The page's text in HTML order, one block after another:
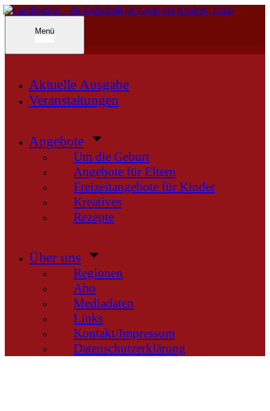
Inhalte
überspringen
Menü
Aktuelle Ausgabe
Veranstaltungen
Angebote
Um die Geburt
Angebote für Eltern
Freizeitangebote für Kinder
Kreatives
Rezepte
Über uns
Regionen
Abo
Mediadaten
Links
Kontakt/Impressum
Datenschutzerklärung